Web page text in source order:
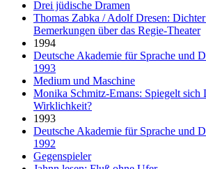
Drei jüdische Dramen
Thomas Zabka / Adolf Dresen:
Bemerkungen über das Regie-Theater
1994
Deutsche Akademie für Sprache und
1993
Medium und Maschine
Monika Schmitz-Emans: Spiegelt sich
Wirklichkeit?
1993
Deutsche Akademie für Sprache und
1992
Gegenspieler